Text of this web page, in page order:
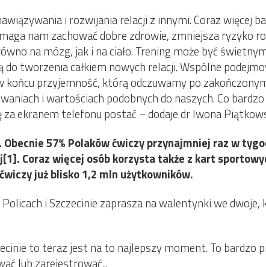
i rozwijania relacji z innymi. Coraz więcej
nam zachować dobre zdrowie, zmniejsza ryzyko
na mózg, jak i na ciało. Trening może być
tworzenia całkiem nowych relacji. Wspólne
przyjemność, którą odczuwamy po
i wartościach podobnych do naszych. Co
ekranem telefonu postać – dodaje dr Iwona
57% Polaków ćwiczy przynajmniej raz w
Coraz więcej osób korzysta także z kart
już blisko 1,2 mln użytkowników.
i Szczecinie zaprasza na walentynki we dwoje,
to teraz jest na to najlepszy moment. To bardzo
lub zarejestrować...